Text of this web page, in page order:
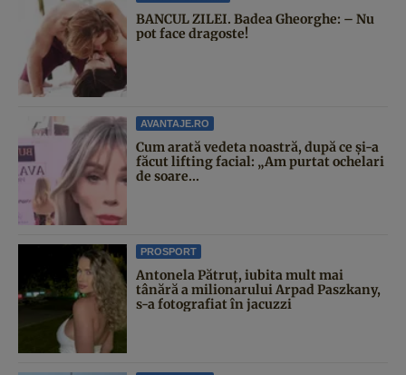
BANCUL ZILEI. Badea Gheorghe: – Nu
pot face dragoste!
AVANTAJE.RO
Cum arată vedeta noastră, după ce și-a
făcut lifting facial: „Am purtat ochelari
de soare...
PROSPORT
Antonela Pătruț, iubita mult mai
tânără a milionarului Arpad Paszkany,
s-a fotografiat în jacuzzi